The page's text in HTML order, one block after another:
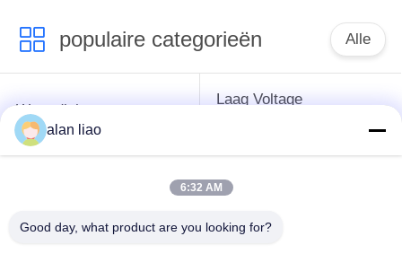
populaire categorieën Alle
Waterdichte
Cirkelschakelaar
Laag Voltage
alan liao
6:32 AM
Good day, what product are you looking for?